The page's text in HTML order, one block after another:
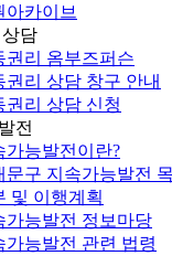
아카이브
담
권리 옴부즈퍼슨
권리 상담 창구 안내
권리 상담 신청
전
가능발전이란?
문구 지속가능발전
및 이행계획
가능발전 정보마당
가능발전 관련 법령